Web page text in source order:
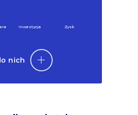
Inwestycja Zysk
nich